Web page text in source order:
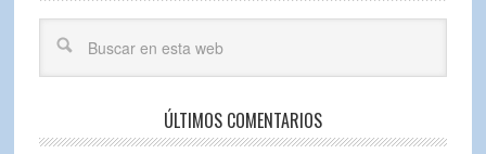
ÚLTIMOS COMENTARIOS